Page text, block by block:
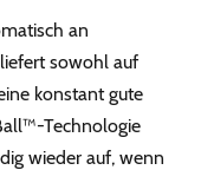
an
sowohl auf
konstant gute
Technologie
wieder auf, wenn